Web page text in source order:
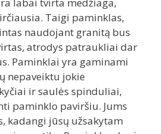
Taigi paminklas,
naudojant granitą bus
atrodys patraukliai dar
Paminklai yra gaminami
nepaveiktu jokie
ir saulės spinduliai,
paminklo paviršiu. Jums
kadangi jūsų užsakytam